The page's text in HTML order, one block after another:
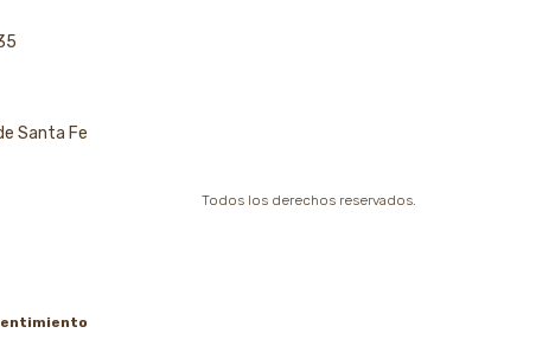
Santa Fe
Todos los derechos reservados.